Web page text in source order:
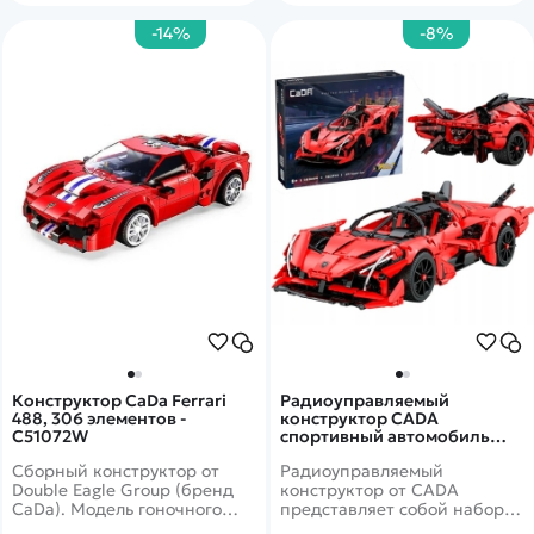
-14%
Конструктор CaDa Ferrari
488, 306 элементов -
C51072W
Сборный конструктор от
Double Eagle Group (бренд
CaDa). Модель гоночного
-8%
Радиоуправляемый
конструктор CADA
спортивный автомобиль
C63005W
Радиоуправляемый
конструктор от CADA
представляет собой набор